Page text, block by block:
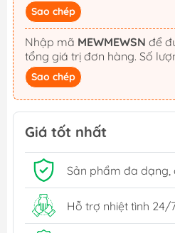
Sao chép
Nhập mã MEWMEWSN
tổng giá trị đơn hàng. Số
Sao chép
Giá tốt nhất
Sản phẩm đa dạng,
Hỗ trợ nhiệt tình 24/